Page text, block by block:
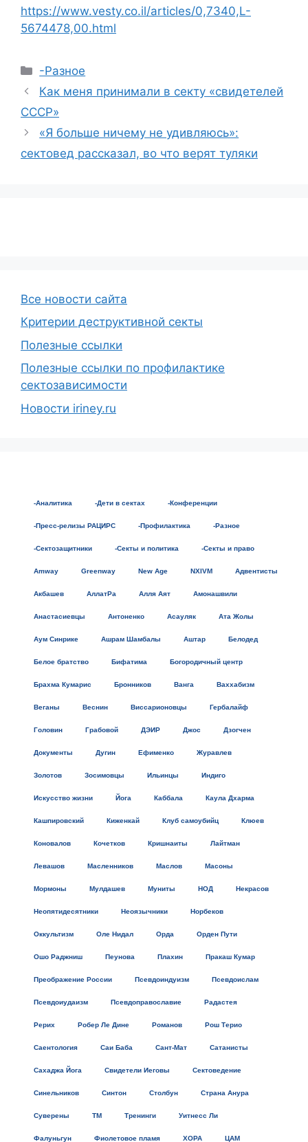
https://www.vesty.co.il/articles/0,7340,L-
5674478,00.html
Рубрики
-Разное
Как меня принимали в секту «свидетелей
СССР»
«Я больше ничему не удивляюсь»:
сектовед рассказал, во что верят туляки
Все новости сайта
Критерии деструктивной секты
Полезные ссылки
Полезные ссылки по профилактике
сектозависимости
Новости iriney.ru
-Аналитика -Дети в сектах -Конференции
-Пресс-релизы РАЦИРС -Профилактика -Разное
-Сектозащитники -Секты и политика -Секты и право
Amway Greenway New Age NXIVM Адвентисты
Акбашев АллатРа Алля Аят Амонашвили
Анастасиевцы Антоненко Асауляк Ата Жолы
Аум Синрике Ашрам Шамбалы Аштар Белодед
Белое братство Бифатима Богородичный центр
Брахма Кумарис Бронников Ванга Ваххабизм
Веганы Веснин Виссарионовцы Гербалайф
Головин Грабовой ДЭИР Джос Дзогчен
Документы Дугин Ефименко Журавлев
Золотов Зосимовцы Ильинцы Индиго
Искусство жизни Йога Каббала Каула Дхарма
Кашпировский Киженкай Клуб самоубийц Клюев
Коновалов Кочетков Кришнаиты Лайтман
Левашов Масленников Маслов Масоны
Мормоны Мулдашев Муниты НОД Некрасов
Неопятидесятники Неоязычники Норбеков
Оккультизм Оле Нидал Орда Орден Пути
Ошо Раджниш Пеунова Плахин Пракаш Кумар
Преображение России Псевдоиндуизм Псевдоислам
Псевдоиудаизм Псевдоправославие Радастея
Рерих Робер Ле Дине Романов Рош Терио
Саентология Саи Баба Сант-Мат Сатанисты
Сахаджа Йога Свидетели Иеговы Сектоведение
Синельников Синтон Столбун Страна Анура
Суверены ТМ Тренинги Уитнесс Ли
Фалуньгун Фиолетовое пламя ХОРА ЦАМ